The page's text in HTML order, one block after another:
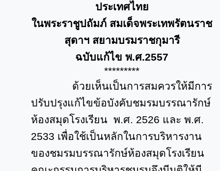
ประเทศไทย
ในพระราชูปถัมภ์ สมเด็จพระเทพรัตนราช
สุดาฯ สยามบรมราชกุมารี
ฉบับแก้ไข พ.ศ.2557
*********
ด้วยเห็นเป็นการสมควรให้มีการ
ปรับปรุงแก้ไขข้อบังคับชมรมบรรณารักษ์
ห้องสมุดโรงเรียน พ.ศ. 2526 และ พ.ศ.
2533 เพื่อใช้เป็นหลักในการบริหารงาน
ของชมรมบรรณารักษ์ห้องสมุดโรงเรียน